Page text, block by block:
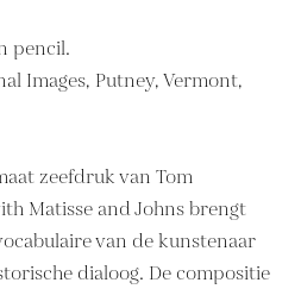
pencil.
Images, Putney, Vermont,
zeefdruk van Tom
Matisse and Johns brengt
van de kunstenaar
dialoog. De compositie